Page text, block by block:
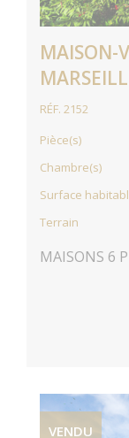
MAISON-
RÉF. 2152
Pièce(s)
Chambre(s)
Surface
Terrain
MAISONS 6
VENDU